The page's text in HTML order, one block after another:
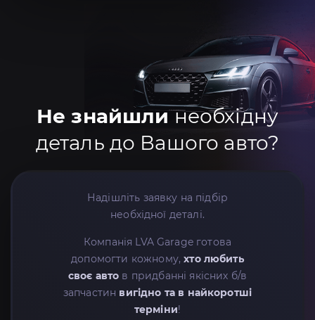
Не знайшлинеобхідну
деталь до Вашого авто?
Надішліть заявку на підбір
необхідної деталі.
Компанія LVA Garage готова
допомогти кожному,хто любить
своє авто в придбанні якісних б/в
запчастин вигідно та в найкоротші
терміни!